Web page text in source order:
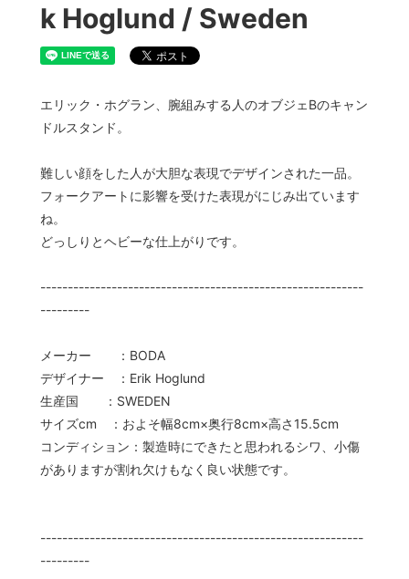
k Hoglund / Sweden
エリック・ホグラン、腕組みする人のオブジェBのキャン
ドルスタンド。
難しい顔をした人が大胆な表現でデザインされた一品。
フォークアートに影響を受けた表現がにじみ出ています
ね。
どっしりとヘビーな仕上がりです。
-----------------------------------------------------------
---------
メーカー ：BODA
デザイナー ：Erik Hoglund
生産国 ：SWEDEN
サイズcm ：およそ幅8cm×奥行8cm×高さ15.5cm
コンディション：製造時にできたと思われるシワ、小傷
がありますが割れ欠けもなく良い状態です。
-----------------------------------------------------------
---------